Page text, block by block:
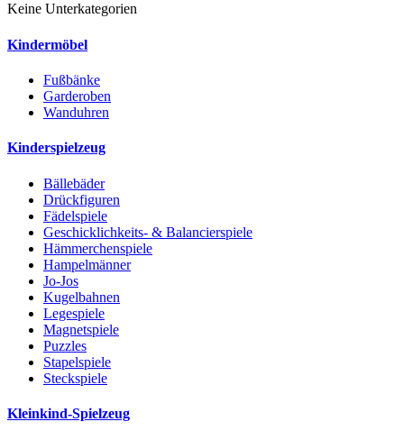
Keine Unterkategorien
Kindermöbel
Fußbänke
Garderoben
Wanduhren
Kinderspielzeug
Bällebäder
Drückfiguren
Fädelspiele
Geschicklichkeits- & Balancierspiele
Hämmerchenspiele
Hampelmänner
Jo-Jos
Kugelbahnen
Legespiele
Magnetspiele
Puzzles
Stapelspiele
Steckspiele
Kleinkind-Spielzeug